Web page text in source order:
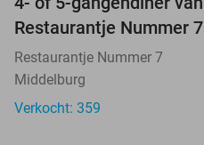
Restaurantje Nummer 7
Restaurantje Nummer 7
Middelburg
Verkocht: 359